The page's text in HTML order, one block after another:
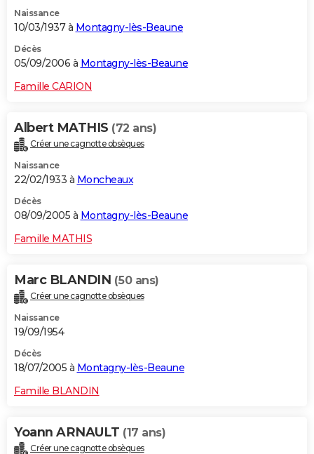
Naissance
10/03/1937 à Montagny-lès-Beaune
Décès
05/09/2006 à Montagny-lès-Beaune
Famille CARION
Albert MATHIS (72 ans)
Créer une cagnotte obsèques
Naissance
22/02/1933 à Moncheaux
Décès
08/09/2005 à Montagny-lès-Beaune
Famille MATHIS
Marc BLANDIN (50 ans)
Créer une cagnotte obsèques
Naissance
19/09/1954
Décès
18/07/2005 à Montagny-lès-Beaune
Famille BLANDIN
Yoann ARNAULT (17 ans)
Créer une cagnotte obsèques